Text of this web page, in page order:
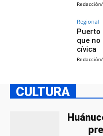
Regional
Puerto
que no
cívica
CULTURA